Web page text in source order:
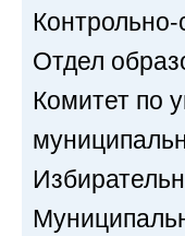
Отдел
Комитет по